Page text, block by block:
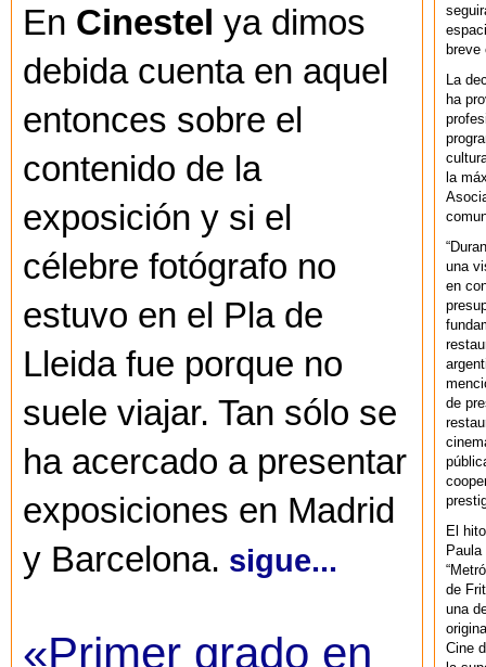
En Cinestel ya dimos
debida cuenta en aquel
entonces sobre el
contenido de la
exposición y si el
célebre fotógrafo no
estuvo en el Pla de
Lleida fue porque no
suele viajar. Tan sólo se
ha acercado a presentar
exposiciones en Madrid
y Barcelona. sigue...
«Primer grado en
breve
La
ha
la
una
en
de
El
de
una
Cine